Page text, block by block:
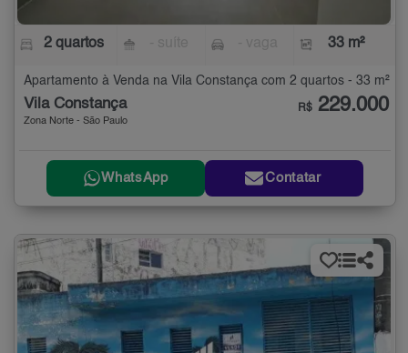
2 quartos 33 m²
Apartamento à Venda na Vila Constança com 2 quartos - 33 m²
Vila Constança
Zona Norte - São Paulo
R$ 229.000
WhatsApp Contatar